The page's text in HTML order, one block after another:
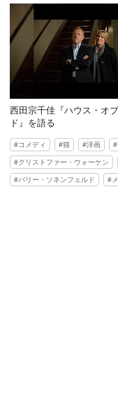
西田宗千佳『ハウス・オ
ド』を語る
コメディ 猫 洋画
クリストファー・ウォーケン
バリー・ソネンフェルド